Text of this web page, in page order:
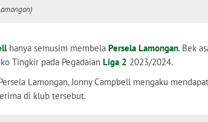
hanya semusim membela Persela Lamongan. Bek
Tingkir pada Pegadaian Liga 2 2023/2024.
Lamongan, Jonny Campbell mengaku
di klub tersebut.